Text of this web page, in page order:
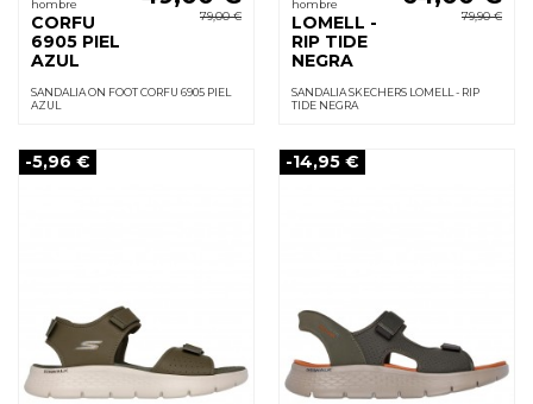
hombre
CORFU
6905 PIEL
AZUL
79,00 €
SANDALIA ON FOOT CORFU 6905 PIEL
AZUL
hombre
LOMELL -
RIP TIDE
NEGRA
79,90 €
SANDALIA SKECHERS LOMELL - RIP
TIDE NEGRA
-5,96 € -14,95 €